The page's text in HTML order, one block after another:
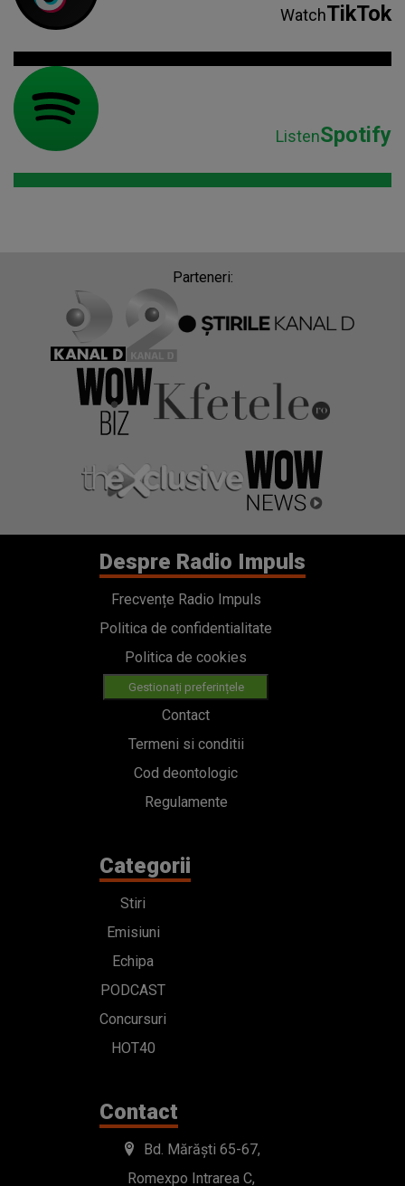
WatchTikTok
ListenSpotify
Parteneri:
Despre Radio Impuls
Frecvențe Radio Impuls
Politica de confidentialitate
Politica de cookies
Gestionați preferințele
Contact
Termeni si conditii
Cod deontologic
Regulamente
Categorii
Stiri
Emisiuni
Echipa
PODCAST
Concursuri
HOT40
Contact
Bd. Mărăști 65-67,
Romexpo Intrarea C,